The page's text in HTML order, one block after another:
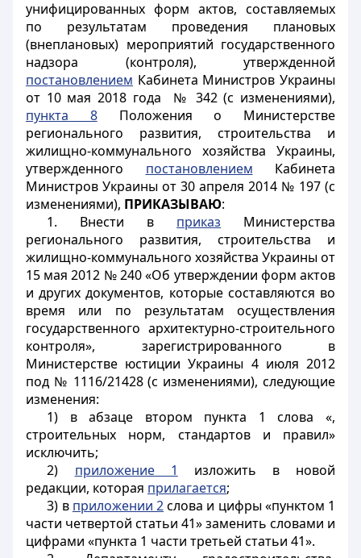
унифицированных форм актов, составляемых
по результатам проведения плановых
(внеплановых) мероприятий государственного
надзора (контроля), утвержденной
постановлением Кабинета Министров Украины
от 10 мая 2018 года № 342 (с изменениями),
пункта 8Положения о Министерстве
регионального развития, строительства и
жилищно-коммунального хозяйства Украины,
утвержденного постановлением Кабинета
Министров Украины от 30 апреля 2014 № 197 (с
изменениями), ПРИКАЗЫВАЮ:
1. Внести в приказ Министерства
регионального развития, строительства и
жилищно-коммунального хозяйства Украины от
15 мая 2012 № 240 «Об утверждении форм актов
и других документов, которые составляются во
время или по результатам осуществления
государственного архитектурно-строительного
контроля», зарегистрированного в
Министерстве юстиции Украины 4 июля 2012
под № 1116/21428 (с изменениями), следующие
изменения:
1) в абзаце втором пункта 1 слова «,
строительных норм, стандартов и правил»
исключить;
2) приложение 1
изложить в новой
редакции, которая прилагается;
3) в приложении 2слова и цифры «пунктом 1
части четвертой статьи 41» заменить словами и
цифрами «пункта 1 части третьей статьи 41».